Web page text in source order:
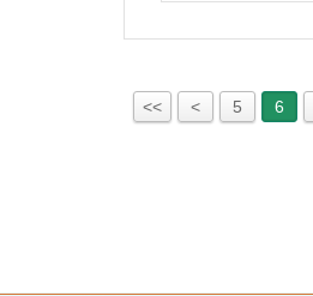
<< < 5 6